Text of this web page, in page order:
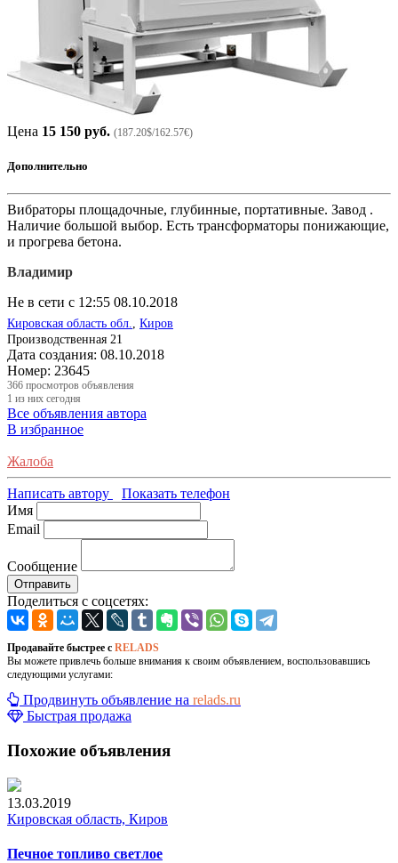
Цена 15 150 руб. (187.20$/162.57€)
Дополнительно
Вибраторы площадочные, глубинные, портативные. Завод .
Наличие большой выбор. Есть трансформаторы понижающие,
и прогрева бетона.
Владимир
Не в сети с 12:55 08.10.2018
Кировская область обл., Киров
Производственная 21
Дата создания: 08.10.2018
Номер: 23645
366 просмотров объявления
1 из них сегодня
Все объявления автора
В избранное
Жалоба
Написать автору
Показать телефон
Имя
Email
Сообщение
Отправить
Поделиться с соцсетях:
Продавайте быстрее с RELADS
Вы можете привлечь больше внимания к своим объявлением, воспользовавшись
следующими услугами:
Продвинуть объявление на relads.ru
Быстрая продажа
Похожие объявления
13.03.2019
Кировская область, Киров
Печное топливо светлое